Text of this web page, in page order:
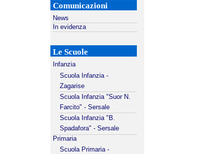
Comunicazioni
News
In evidenza
Le Scuole
Infanzia
Scuola Infanzia -
Zagarise
Scuola Infanzia "Suor N.
Farcito" - Sersale
Scuola Infanzia "B.
Spadafora" - Sersale
Primaria
Scuola Primaria -